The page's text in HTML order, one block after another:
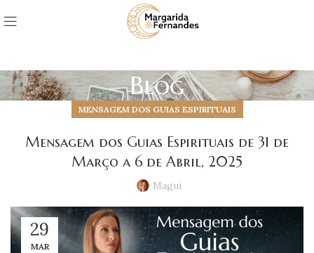
Blog
MENSAGEM DOS GUIAS ESPIRITUAIS
Mensagem dos Guias Espirituais de 31 de
Março a 6 de Abril, 2025
Magui
29
MAR